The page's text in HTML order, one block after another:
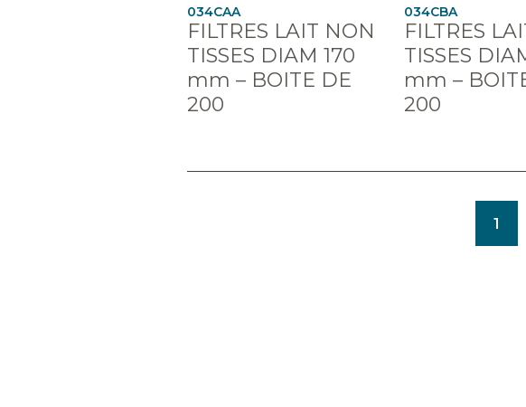
034CAA
FILTRES LAIT NON
TISSES DIAM 170
mm – BOITE DE
200
034CBA
FILTRES
TISSES
mm –
200
1